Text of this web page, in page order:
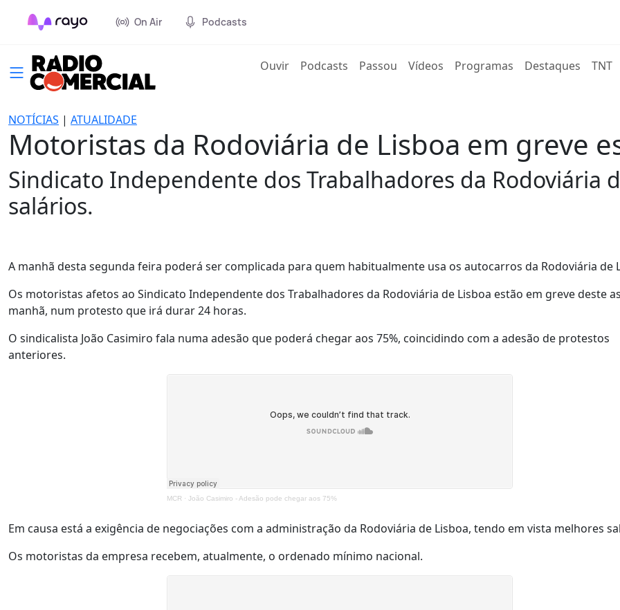
On Air Podcasts
Ouvir(current)
Podcasts Passou Vídeos Programas Destaques TNT
NOTÍCIAS | ATUALIDADE
Motoristas da Rodoviária de Lisboa em greve
Sindicato Independente dos Trabalhadores da Rodoviária
salários.
A manhã desta segunda feira poderá ser complicada para quem habitualmente usa os autocarros da Rodoviária de
Os motoristas afetos ao Sindicato Independente dos Trabalhadores da Rodoviária de Lisboa estão em greve deste
manhã, num protesto que irá durar 24 horas.
O sindicalista João Casimiro fala numa adesão que poderá chegar aos 75%, coincidindo com a adesão de protestos
anteriores.
MCR · João Casimiro - Adesão pode chegar aos 75%
Em causa está a exigência de negociações com a administração da Rodoviária de Lisboa, tendo em vista melhores
Os motoristas da empresa recebem, atualmente, o ordenado mínimo nacional.